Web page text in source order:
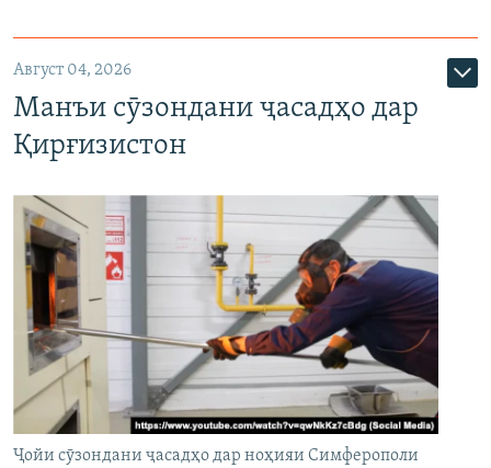
Август 04, 2026
Манъи сӯзондани ҷасадҳо дар
Қирғизистон
Ҷойи сӯзондани ҷасадҳо дар ноҳияи Симферополи